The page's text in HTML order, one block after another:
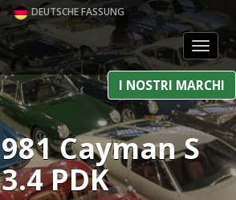
DEUTSCHE FASSUNG
I NOSTRI MARCHI
981 Cayman S
3.4 PDK